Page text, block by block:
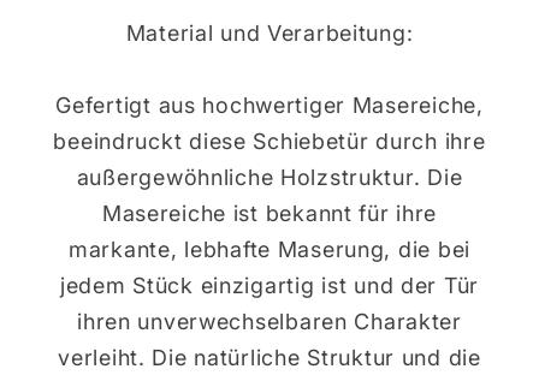
Material und Verarbeitung:
Gefertigt aus hochwertiger Masereiche,
beeindruckt diese Schiebetür durch ihre
außergewöhnliche Holzstruktur. Die
Masereiche ist bekannt für ihre
markante, lebhafte Maserung, die bei
jedem Stück einzigartig ist und der Tür
ihren unverwechselbaren Charakter
verleiht. Die natürliche Struktur und die